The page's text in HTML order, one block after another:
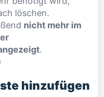
löschen.
nicht mehr im
.
hinzufügen